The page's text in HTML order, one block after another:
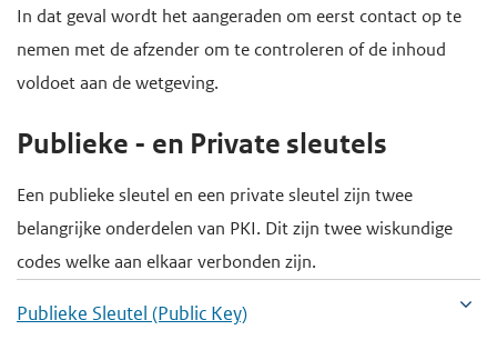
In dat geval wordt het aangeraden om eerst contact op te
nemen met de afzender om te controleren of de inhoud
voldoet aan de wetgeving.
Publieke - en Private sleutels
Een publieke sleutel en een private sleutel zijn twee
belangrijke onderdelen van PKI. Dit zijn twee wiskundige
codes welke aan elkaar verbonden zijn.
Publieke Sleutel (Public Key)